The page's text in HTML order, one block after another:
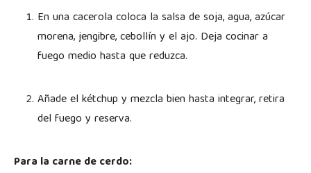
En una cacerola coloca la salsa de soja, agua, azúcar
morena, jengibre, cebollín y el ajo. Deja cocinar a
fuego medio hasta que reduzca.
Añade el kétchup y mezcla bien hasta integrar, retira
del fuego y reserva.
Para la carne de cerdo: